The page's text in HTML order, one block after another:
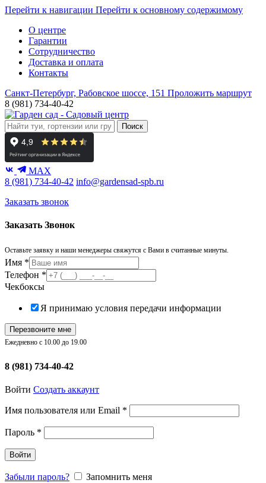
Перейти к навигации Перейти к основному содержимому
О центре
Гарантии
Сотрудничество
Доставка и оплата
Контакты
Санкт-Петербург, Рабовское шоссе, 151 Проложить маршрут
8 (981) 734-40-42
Поиск
MAX
8 (981) 734-40-42 info@gardensad-spb.ru
Заказать звонок
Заказать Звонок
Оставьте заявку и наши менеджеры свяжутся с Вами в считанные минуты.
Имя *
Телефон *
Чекбоксы
Я принимаю условия передачи информации
Перезвоните мне
Ежедневно с 10.00 до 19.00
8 (981) 734-40-42
Войти Создать аккаунт
Имя пользователя или Email *
Пароль *
Войти
Забыли пароль?
Запомнить меня